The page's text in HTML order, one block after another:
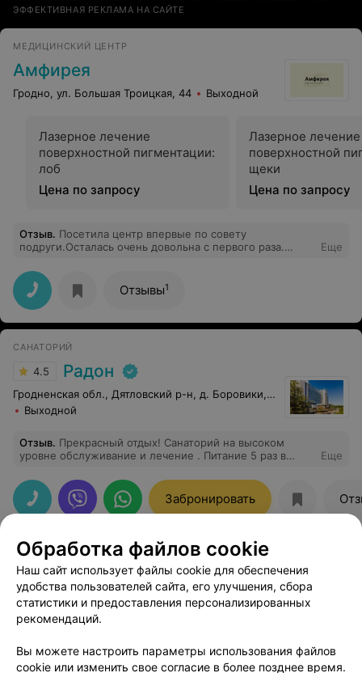
ЭФФЕКТИВНАЯ РЕКЛАМА НА САЙТЕ
МЕДИЦИНСКИЙ ЦЕНТР
Амфирея
Гродно, ул. Большая Троицкая, 44 Выходной
Лазерное лечение
поверхностной пигментации:
лоб
Цена по запросу
Лазерное лечение
поверхностной
щеки
Цена по запросу
Отзыв. Посетила центр впервые по совету
подруги.Осталась очень довольна с первого раза.
люди.У кого проблемы с черными точками бегом на
ультрозвуковой пилинг и вы красотка. Персонал 10
баллов.
Еще
Отзывы1
САНАТОРИЙ
4.5 Радон
Гродненская обл., Дятловский р-н, д. Боровики, 10
Выходной
Отзыв. Прекрасный отдых! Санаторий на высоком
уровне обслуживание и лечение . Питание 5 раз в
Большое количество разных процедур по разным
видом заболевания. Мед. персонал приятный,
общительный, дружелюбный. Номер удобный но
как по лесном массиву так вдоль водоёма на котором
плавают утки и не прочь полакомиться с ваших рук.
Еще
Забронировать
Обработка файлов cookie
Наш сайт использует файлы cookie для обеспечения
удобства пользователей сайта, его улучшения, сбора
статистики и предоставления персонализированных
рекомендаций.
Вы можете настроить параметры использования файлов
cookie или изменить свое согласие в более позднее время.